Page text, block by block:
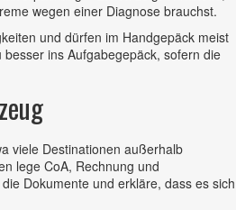
wegen einer Diagnose brauchst.
und dürfen im Handgepäck meist
ins Aufgabegepäck, sofern die
viele Destinationen außerhalb
lege CoA, Rechnung und
Dokumente und erkläre, dass es sich